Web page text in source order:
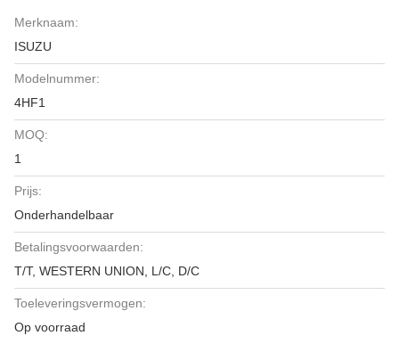
Merknaam:
ISUZU
Modelnummer:
4HF1
MOQ:
1
Prijs:
Onderhandelbaar
Betalingsvoorwaarden:
T/T, WESTERN UNION, L/C, D/C
Toeleveringsvermogen:
Op voorraad